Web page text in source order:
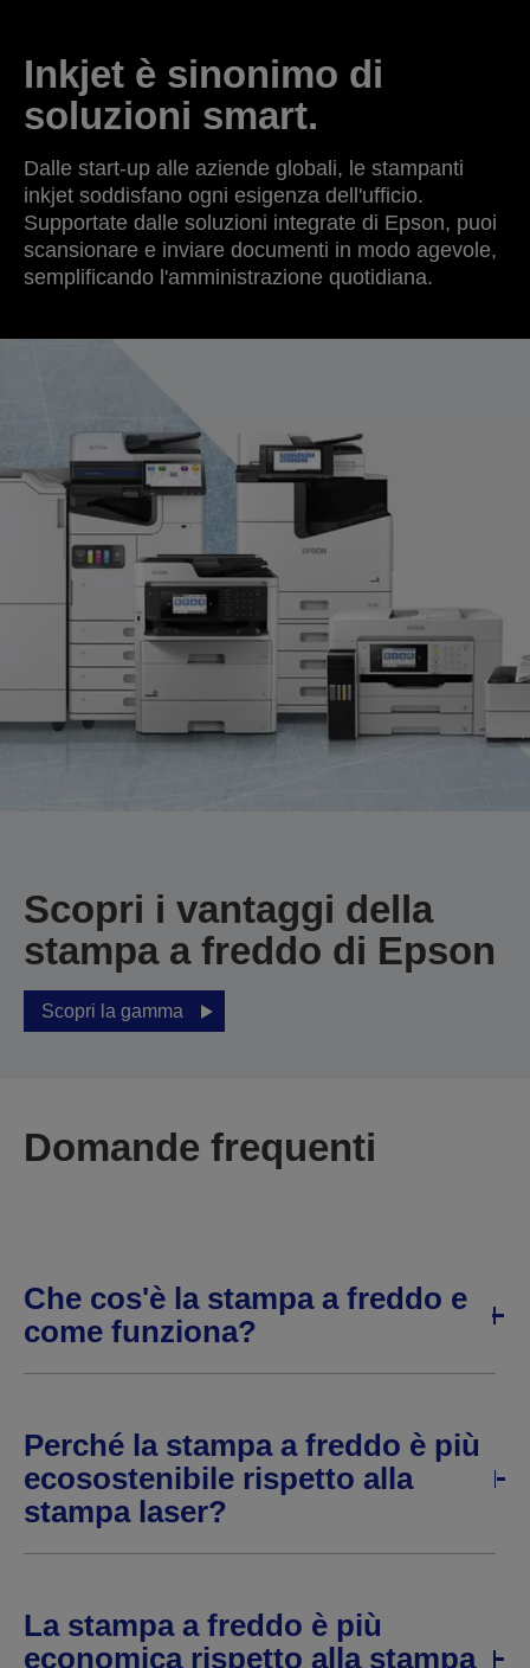
Inkjet è sinonimo di
soluzioni smart.
Dalle start-up alle aziende globali, le stampanti
inkjet soddisfano ogni esigenza dell'ufficio.
Supportate dalle soluzioni integrate di Epson, puoi
scansionare e inviare documenti in modo agevole,
semplificando l'amministrazione quotidiana.
Scopri i vantaggi della
stampa a freddo di Epson
Scopri la gamma
Domande frequenti
Che cos'è la stampa a freddo e
come funziona?
Perché la stampa a freddo è più
ecosostenibile rispetto alla
stampa laser?
La stampa a freddo è più
economica rispetto alla stampa